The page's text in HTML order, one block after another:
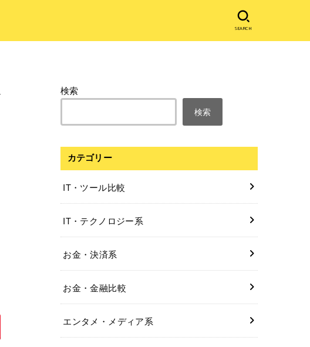
SEARCH
検索
検索
カテゴリー
IT・ツール比較
IT・テクノロジー系
お金・決済系
お金・金融比較
エンタメ・メディア系